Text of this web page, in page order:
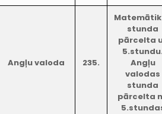
Angļu valoda 235.
stunda
pārcelta
Angļu
valodas
stunda
pārcelta